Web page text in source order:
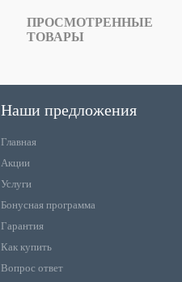
ПРОСМОТРЕННЫЕ
ТОВАРЫ
Наши предложения
Главная
Акции
Услуги
Бонусная программа
Гарантия
Как купить
Вопрос ответ